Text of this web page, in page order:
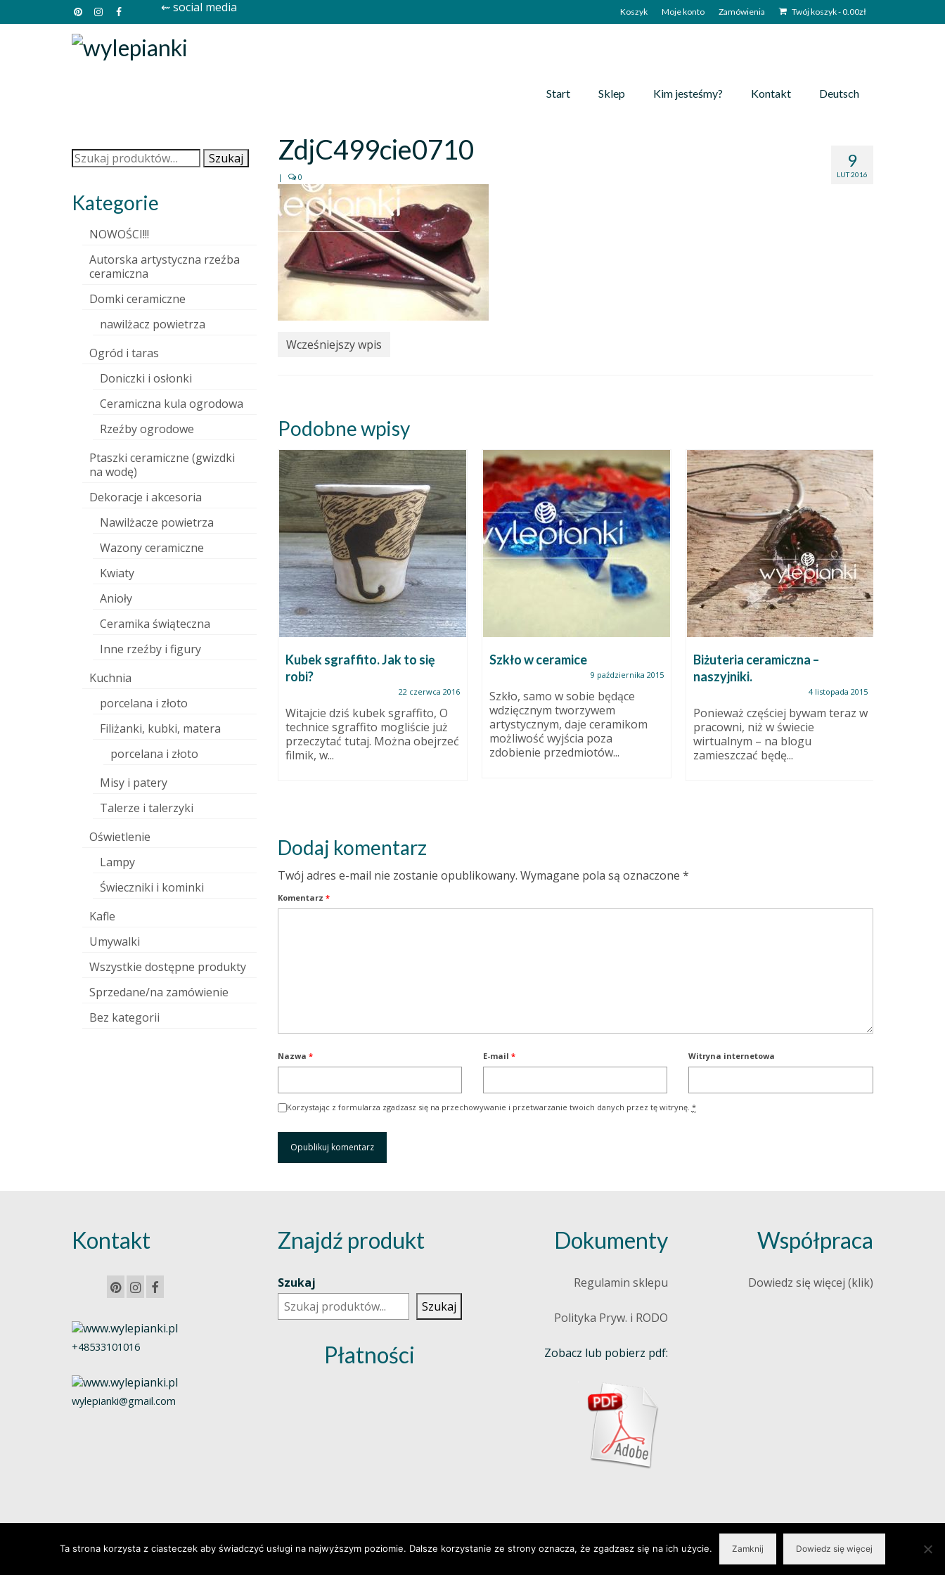
Koszyk Moje konto Zamówienia Twój koszyk-0.00zł
⇜ social media
Start Sklep Kim jesteśmy? Kontakt Deutsch
9
LUT 2016
ZdjC499cie0710
| 0
Wcześniejszy wpis
Podobne wpisy
Marząca z szamotu
Nie mogłam się zdecydować, czy
zrobić Marzącą rudą – do
zielonej sukni, czy nie.
W końcu została...
Kubek sgraffito. Jak to się
robi?
22 czerwca 2016
Witajcie dziś kubek sgraffito, O
technice sgraffito mogliście już
przeczytać tutaj. Można obejrzeć
filmik, w...
Szkło w ceramice
9 października 2015
Szkło, samo w sobie będące
wdzięcznym tworzywem
artystycznym, daje ceramikom
możliwość wyjścia poza
zdobienie przedmiotów...
Biżuteria ceramiczna –
naszyjniki.
4 listopada 2015
Ponieważ częściej bywam teraz w
pracowni, niż w świecie
wirtualnym – na blogu
zamieszczać będę...
Dodaj komentarz
Twój adres e-mail nie zostanie opublikowany. Wymagane pola są oznaczone *
Komentarz *
Nazwa * E-mail * Witryna internetowa
Korzystając z formularza zgadzasz się na przechowywanie i przetwarzanie twoich danych przez tę witrynę. *
Szukaj: Szukaj
Kategorie
NOWOŚCI!!!
Autorska artystyczna rzeźba
ceramiczna
Domki ceramiczne
nawilżacz powietrza
Ogród i taras
Doniczki i osłonki
Ceramiczna kula ogrodowa
Rzeźby ogrodowe
Ptaszki ceramiczne (gwizdki
na wodę)
Dekoracje i akcesoria
Nawilżacze powietrza
Wazony ceramiczne
Kwiaty
Anioły
Ceramika świąteczna
Inne rzeźby i figury
Kuchnia
porcelana i złoto
Filiżanki, kubki, matera
porcelana i złoto
Misy i patery
Talerze i talerzyki
Oświetlenie
Lampy
Świeczniki i kominki
Kafle
Umywalki
Wszystkie dostępne produkty
Sprzedane/na zamówienie
Bez kategorii
Kontakt
+48533101016
wylepianki@gmail.com
Znajdź produkt
Szukaj
Szukaj
Płatności
Dokumenty
Regulamin sklepu
Polityka Pryw. i RODO
Zobacz lub pobierz pdf:
Współpraca
Dowiedz się więcej (klik)
© 2026 Wylepianki - Made by: www.prosteWWW.pl
Ta strona korzysta z ciasteczek aby świadczyć usługi na najwyższym poziomie. Dalsze korzystanie ze strony oznacza, że zgadzasz się na ich użycie. Zamknij Dowiedz się więcej